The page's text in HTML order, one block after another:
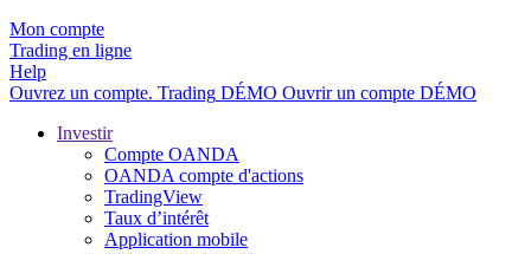
Mon compte
Trading en ligne
Help
Ouvrez un compte. Trading DÉMO Ouvrir un compte DÉMO
Investir
Compte OANDA
OANDA compte d'actions
TradingView
Taux d’intérêt
Application mobile